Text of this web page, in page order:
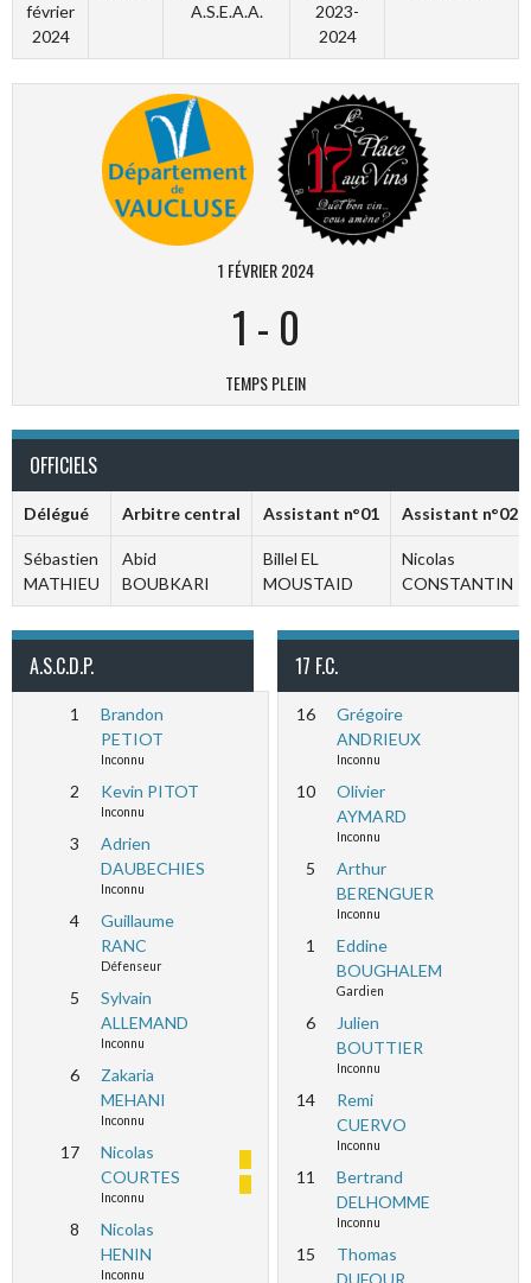
février
2024
A.S.E.A.A.
2023-
2024
1 FÉVRIER 2024
1 - 0
TEMPS PLEIN
OFFICIELS
Délégué Arbitre central Assistant n°01 Assistant n°02
Sébastien
MATHIEU
Abid
BOUBKARI
Billel EL
MOUSTAID
Nicolas
CONSTANTIN
A.S.C.D.P.
1
Brandon
PETIOT
Inconnu
2 Kevin PITOT
Inconnu
3
Adrien
DAUBECHIES
Inconnu
4
Guillaume
RANC
Défenseur
5
Sylvain
ALLEMAND
Inconnu
6
Zakaria
MEHANI
Inconnu
17
Nicolas
COURTES
Inconnu
8
Nicolas
HENIN
Inconnu
17 F.C.
16
Grégoire
ANDRIEUX
Inconnu
10
Olivier
AYMARD
Inconnu
5
Arthur
BERENGUER
Inconnu
1
Eddine
BOUGHALEM
Gardien
6
Julien
BOUTTIER
Inconnu
14
Remi
CUERVO
Inconnu
11
Bertrand
DELHOMME
Inconnu
15
Thomas
DUFOUR